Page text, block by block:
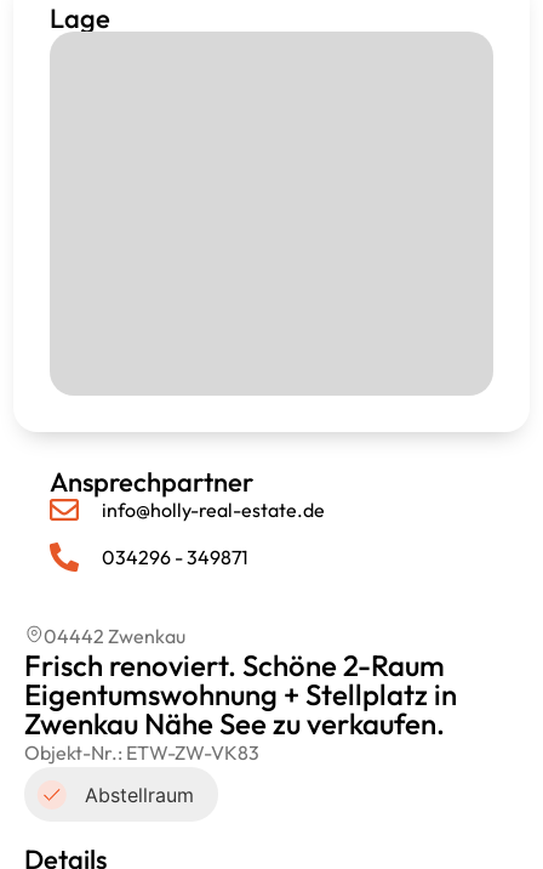
Lage
Ansprechpartner
info@holly-real-estate.de
034296 - 349871
04442 Zwenkau
Frisch renoviert. Schöne 2-Raum
Eigentumswohnung + Stellplatz in
Zwenkau Nähe See zu verkaufen.
Objekt-Nr.: ETW-ZW-VK83
Abstellraum
Details